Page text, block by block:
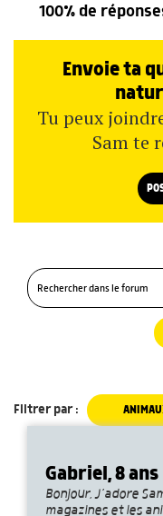
100% de
Envoie ta
Tu peux
Sam te
Filtrer par :
Gabriel, 8 ans
Bonjour, J’adore
magazines et les